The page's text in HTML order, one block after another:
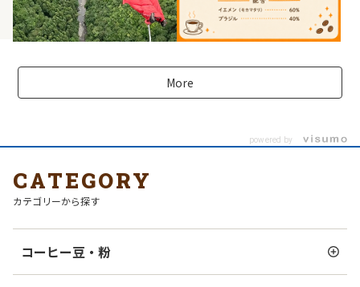
More
powered by
CATEGORY
カテゴリーから探す
コーヒー豆・粉